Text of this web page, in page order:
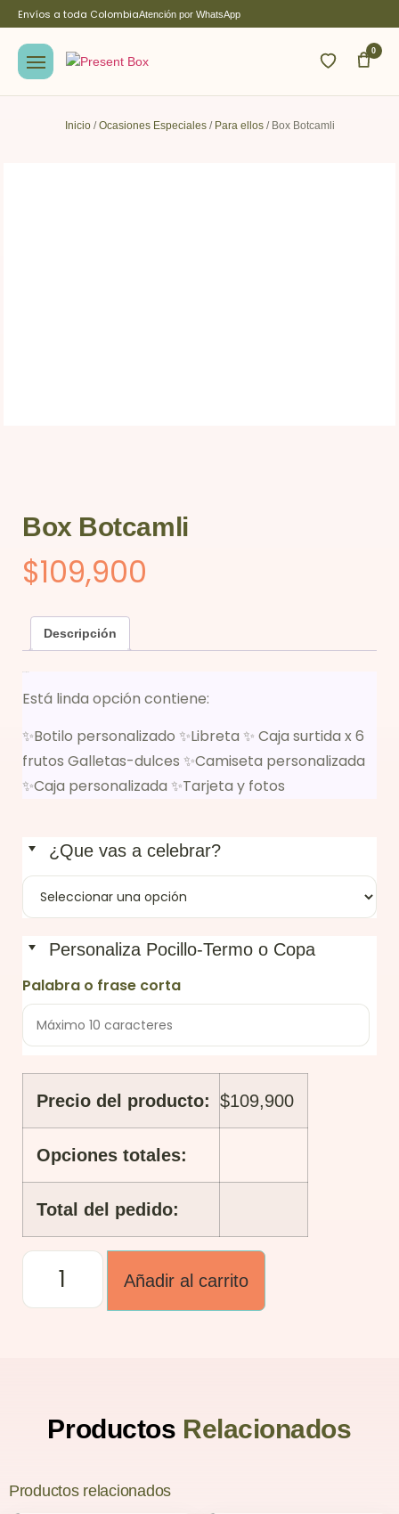
Envíos a toda ColombiaAtención por WhatsApp
0
Inicio/Ocasiones Especiales/ Para ellos/ Box Botcamli
Box Botcamli
$109,900
Descripción
Está linda opción contiene:
✨Botilo personalizado ✨Libreta ✨ Caja surtida x 6
frutos Galletas-dulces ✨Camiseta personalizada
✨Caja personalizada ✨Tarjeta y fotos
¿Que vas a celebrar?
Personaliza Pocillo-Termo o Copa
Palabra o frase corta
Precio del producto: $109,900
Opciones totales:
Total del pedido:
Añadir al carrito
Productos Relacionados
Productos relacionados